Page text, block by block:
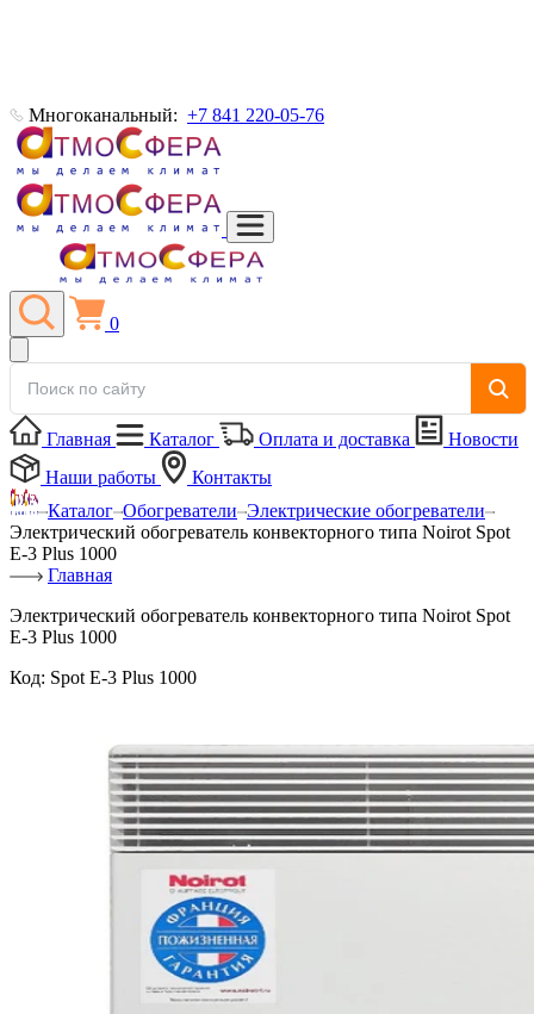
Многоканальный: +7 841 220-05-76
0
Главная Каталог Оплата и доставка
Новости
Наши работы
Контакты
Каталог Обогреватели Электрические обогреватели
Электрический обогреватель конвекторного типа Noirot Spot
E-3 Plus 1000
Главная
Электрический обогреватель конвекторного типа Noirot Spot
E-3 Plus 1000
Код: Spot E-3 Plus 1000